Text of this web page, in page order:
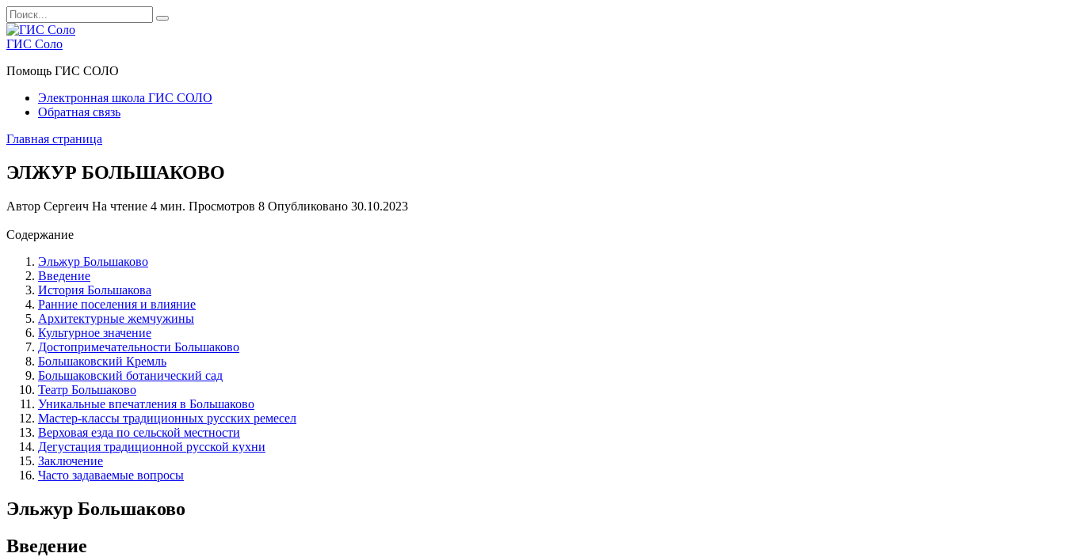
Перейти
к
содержанию
Search
for:
ГИС Соло
Помощь ГИС СОЛО
Электронная школа ГИС СОЛО
Обратная связь
Главная страница
ЭЛЖУР БОЛЬШАКОВО
Автор Сергеич На чтение 4 мин. Просмотров 8 Опубликовано 30.10.2023
Содержание
Эльжур Большаково
Введение
История Большакова
Ранние поселения и влияние
Архитектурные жемчужины
Культурное значение
Достопримечательности Большаково
Большаковский Кремль
Большаковский ботанический сад
Театр Большаково
Уникальные впечатления в Большаково
Мастер-классы традиционных русских ремесел
Верховая езда по сельской местности
Дегустация традиционной русской кухни
Заключение
Часто задаваемые вопросы
Эльжур Большаково
Введение